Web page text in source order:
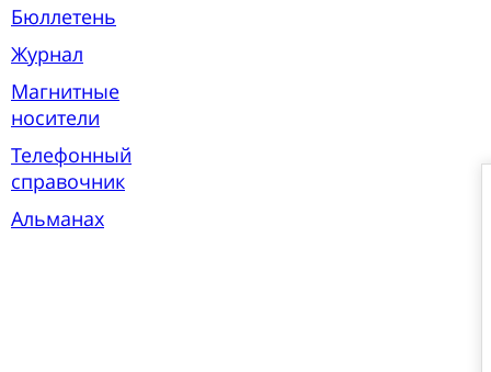
Бюллетень
Журнал
Магнитные
носители
Телефонный
справочник
Альманах